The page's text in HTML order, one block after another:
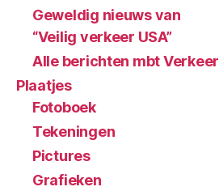
Geweldig nieuws van
“Veilig verkeer USA”
Alle berichten mbt Verkeer
Plaatjes
Fotoboek
Tekeningen
Pictures
Grafieken